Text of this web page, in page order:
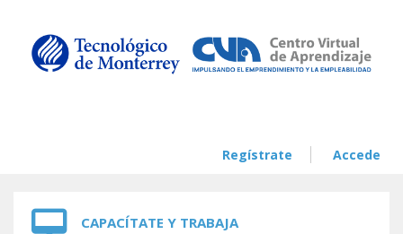
Regístrate Accede
CAPACÍTATE Y TRABAJA